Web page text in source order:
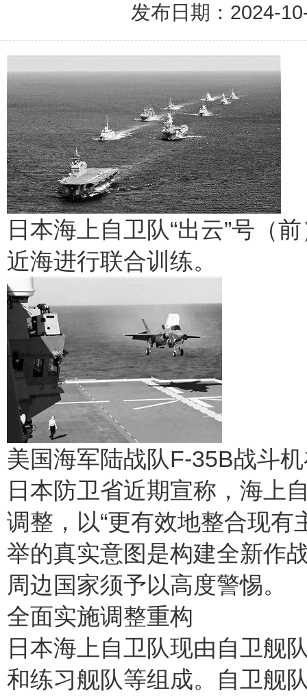
发布日期：2024-
日本海上自卫队“出云”号（
近海进行联合训练。
美国海军陆战队F-35B战斗
日本防卫省近期宣称，海上
调整，以“更有效地整合现有
举的真实意图是构建全新作
周边国家须予以高度警惕。
全面实施调整重构
日本海上自卫队现由自卫舰
和练习舰队等组成。自卫舰